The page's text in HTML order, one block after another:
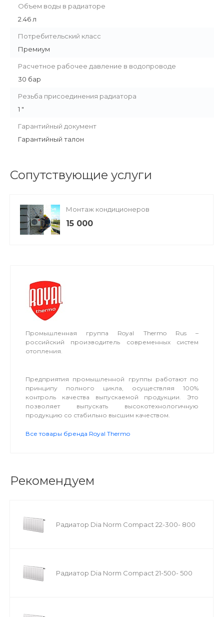
Объем воды в радиаторе
2.46 л
Потребительский класс
Премиум
Расчетное рабочее давление в водопроводе
30 бар
Резьба присоединения радиатора
1 "
Гарантийный документ
Гарантийный талон
Сопутствующие услуги
Монтаж кондиционеров
15 000
Промышленная группа Royal Thermo Rus –
российский производитель современных систем
отопления.
Предприятия промышленной группы работают по
принципу полного цикла, осуществляя 100%
контроль качества выпускаемой продукции. Это
позволяет выпускать высокотехнологичную
продукцию со стабильно высшим качеством.
Все товары бренда Royal Thermo
Рекомендуем
Радиатор Dia Norm Compact 22-300- 800
Радиатор Dia Norm Compact 21-500- 500